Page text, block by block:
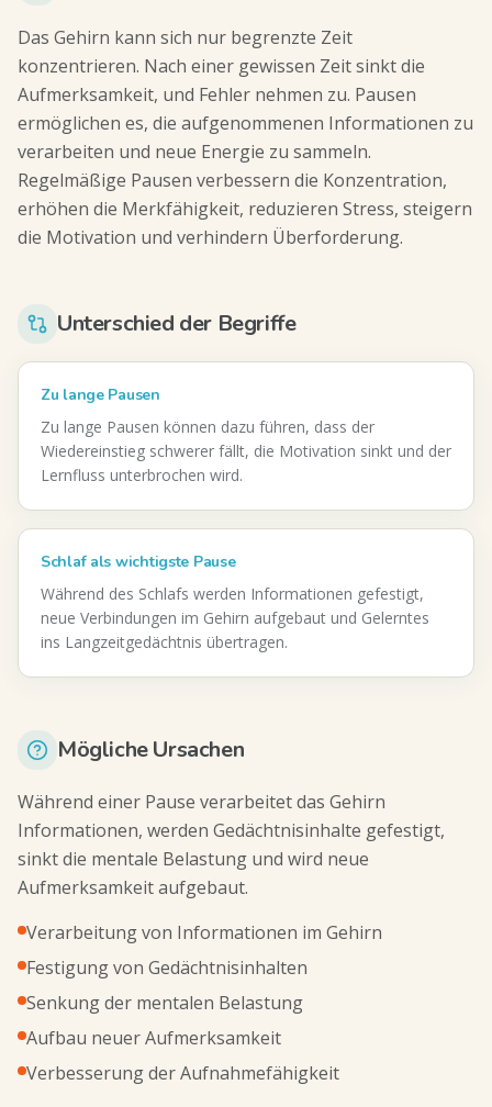
Das Gehirn kann sich nur begrenzte Zeit
konzentrieren. Nach einer gewissen Zeit sinkt die
Aufmerksamkeit, und Fehler nehmen zu. Pausen
ermöglichen es, die aufgenommenen Informationen zu
verarbeiten und neue Energie zu sammeln.
Regelmäßige Pausen verbessern die Konzentration,
erhöhen die Merkfähigkeit, reduzieren Stress, steigern
die Motivation und verhindern Überforderung.
Unterschied der Begriffe
Zu lange Pausen
Zu lange Pausen können dazu führen, dass der
Wiedereinstieg schwerer fällt, die Motivation sinkt und der
Lernfluss unterbrochen wird.
Schlaf als wichtigste Pause
Während des Schlafs werden Informationen gefestigt,
neue Verbindungen im Gehirn aufgebaut und Gelerntes
ins Langzeitgedächtnis übertragen.
Mögliche Ursachen
Während einer Pause verarbeitet das Gehirn
Informationen, werden Gedächtnisinhalte gefestigt,
sinkt die mentale Belastung und wird neue
Aufmerksamkeit aufgebaut.
Verarbeitung von Informationen im Gehirn
Festigung von Gedächtnisinhalten
Senkung der mentalen Belastung
Aufbau neuer Aufmerksamkeit
Verbesserung der Aufnahmefähigkeit